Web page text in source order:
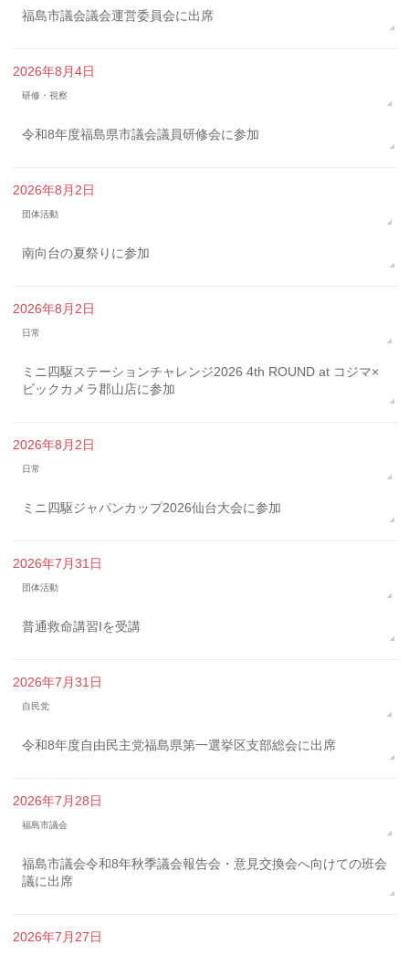
福島市議会議会運営委員会に出席
2026年8月4日
研修・視察
令和8年度福島県市議会議員研修会に参加
2026年8月2日
団体活動
南向台の夏祭りに参加
2026年8月2日
日常
ミニ四駆ステーションチャレンジ2026 4th ROUND at コジマ×
ビックカメラ郡山店に参加
2026年8月2日
日常
ミニ四駆ジャパンカップ2026仙台大会に参加
2026年7月31日
団体活動
普通救命講習Iを受講
2026年7月31日
自民党
令和8年度自由民主党福島県第一選挙区支部総会に出席
2026年7月28日
福島市議会
福島市議会令和8年秋季議会報告会・意見交換会へ向けての班会
議に出席
2026年7月27日